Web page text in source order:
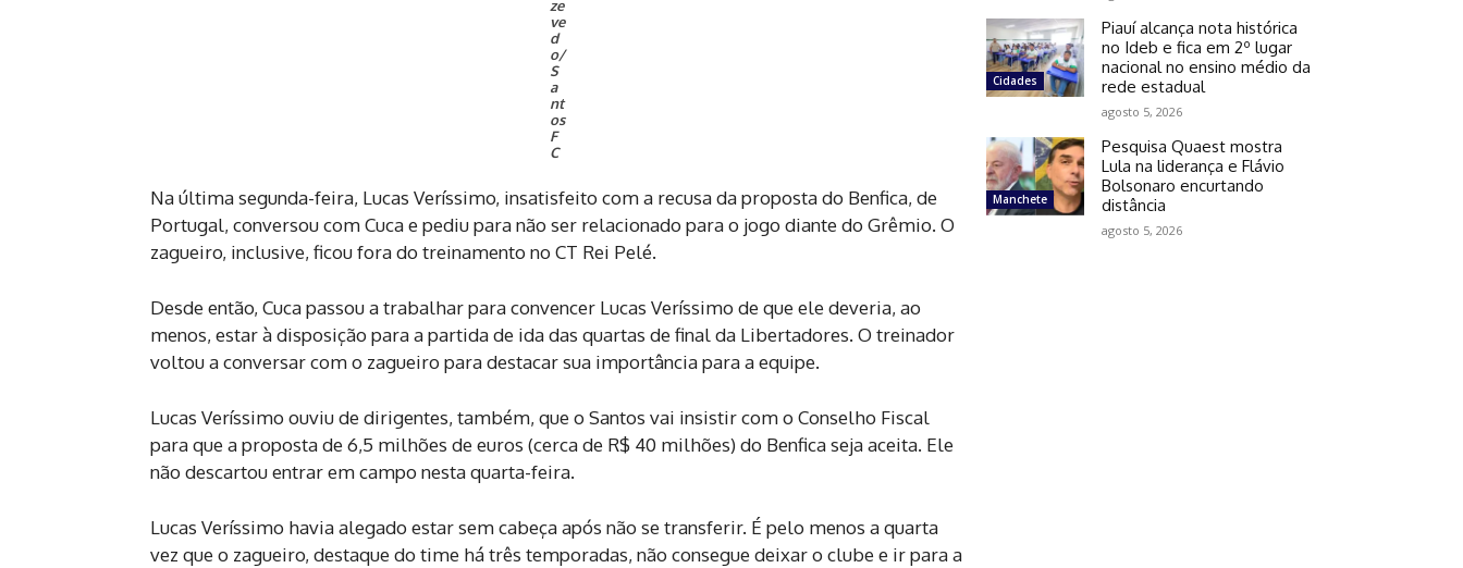
ze
ve
d
o/
S
a
nt
os
F
C
Na última segunda-feira, Lucas Veríssimo, insatisfeito com a recusa da proposta do Benfica, de
Portugal, conversou com Cuca e pediu para não ser relacionado para o jogo diante do Grêmio. O
zagueiro, inclusive, ficou fora do treinamento no CT Rei Pelé.
Desde então, Cuca passou a trabalhar para convencer Lucas Veríssimo de que ele deveria, ao
menos, estar à disposição para a partida de ida das quartas de final da Libertadores. O treinador
voltou a conversar com o zagueiro para destacar sua importância para a equipe.
Lucas Veríssimo ouviu de dirigentes, também, que o Santos vai insistir com o Conselho Fiscal
para que a proposta de 6,5 milhões de euros (cerca de R$ 40 milhões) do Benfica seja aceita. Ele
não descartou entrar em campo nesta quarta-feira.
Lucas Veríssimo havia alegado estar sem cabeça após não se transferir. É pelo menos a quarta
vez que o zagueiro, destaque do time há três temporadas, não consegue deixar o clube e ir para a
Cidades
Piauí alcança nota histórica
no Ideb e fica em 2º lugar
nacional no ensino médio da
rede estadual
agosto 5, 2026
Manchete
Pesquisa Quaest mostra
Lula na liderança e Flávio
Bolsonaro encurtando
distância
agosto 5, 2026